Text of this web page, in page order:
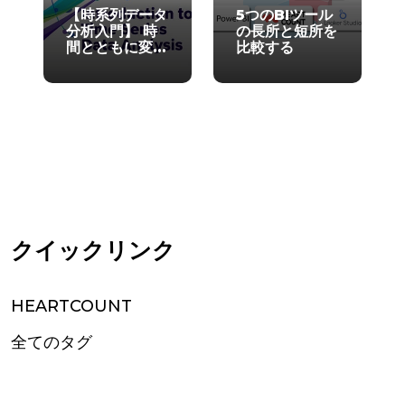
​【時系列データ
分析入門】 時
間とともに変化
く理解する方法
5つのBIツール
の長所と短所を
比較する
クイックリンク
HEARTCOUNT
全てのタグ